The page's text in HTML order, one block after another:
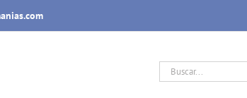
Buscar: